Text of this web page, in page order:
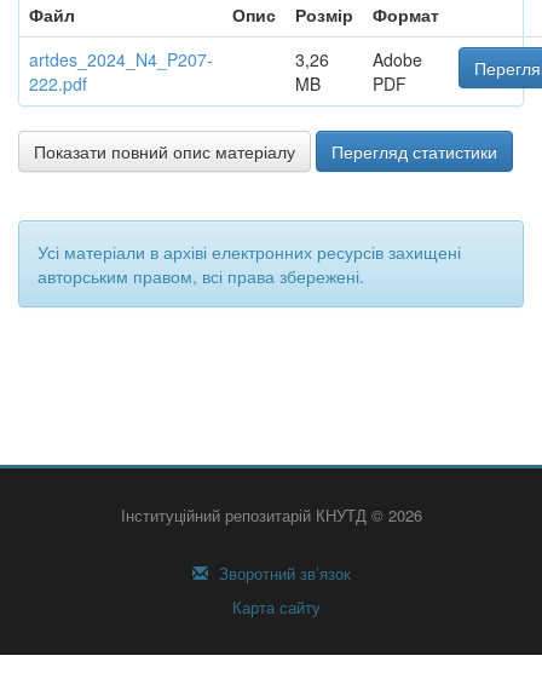
Файл
Опис Розмір
Формат
artdes_2024_N4_P207-
222.pdf
3,26
MB
Adobe
PDF
Показати повний опис матеріалу Перегляд статистики
Усі матеріали в архіві електронних ресурсів захищені
авторським правом, всі права збережені.
Інституційний репозитарій КНУТД © 2026
Зворотний зв’язок
Карта сайту